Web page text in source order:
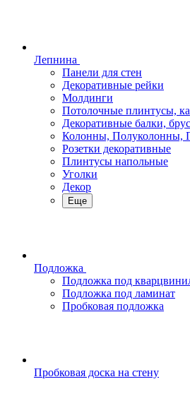
Лепнина
Панели для стен
Декоративные рейки
Молдинги
Потолочные плинтусы,
Декоративные балки,
Колонны, Полуколонны,
Розетки декоративные
Плинтусы напольные
Уголки
Декор
Еще
Подложка
Подложка под
Подложка под ламинат
Пробковая подложка
Пробковая доска на стену